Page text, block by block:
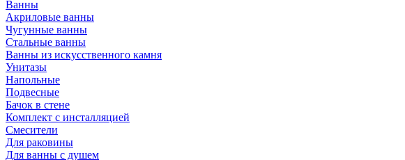
Ванны
Акриловые ванны
Чугунные ванны
Стальные ванны
Ванны из искусственного камня
Унитазы
Напольные
Подвесные
Бачок в стене
Комплект с инсталляцией
Смесители
Для раковины
Для ванны с душем